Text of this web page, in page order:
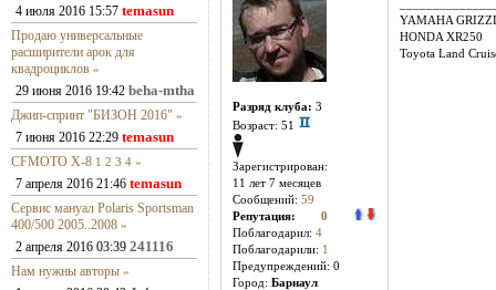
4 июля 2016 15:57 temasun
Продаю универсальные
расширители арок для
квадроциклов »
29 июня 2016 19:42 beha-mtha
Джип-спринт "БИЗОН 2016" »
7 июня 2016 22:29 temasun
CFMOTO X-8 1 2 3 4 »
7 апреля 2016 21:46 temasun
Сервис мануал Polaris Sportsman
400/500 2005..2008 »
2 апреля 2016 03:39 241116
Нам нужны авторы »
Разряд клуба: 3
Возраст: 51
Зарегистрирован:
11 лет 7 месяцев
Сообщений: 59
Репутация: 0
Поблагодарил: 4
Поблагодарили: 1
Предупреждений: 0
Город: Барнаул
YAMAHA
HONDA XR250
Toyota Land